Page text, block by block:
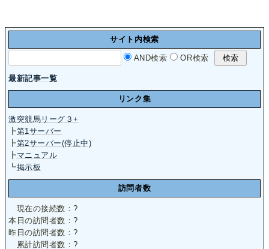
サイト内検索
AND検索 OR検索
最新記事一覧
リンク集
激突競馬リーグ３+
┣第1サーバー
┣第2サーバー(停止中)
┣マニュアル
┗掲示板
訪問者数
現在の接続数：?
本日の訪問者数：?
昨日の訪問者数：?
累計訪問者数：?